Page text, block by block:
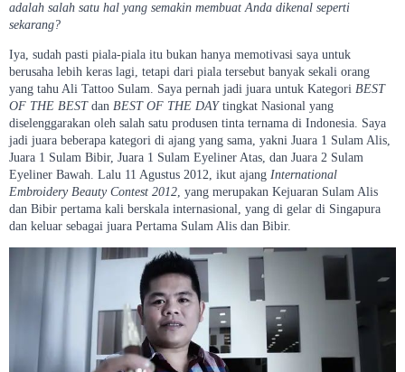
adalah salah satu hal yang semakin membuat Anda dikenal seperti
sekarang?
Iya, sudah pasti piala-piala itu bukan hanya memotivasi saya untuk
berusaha lebih keras lagi, tetapi dari piala tersebut banyak sekali orang
yang tahu Ali Tattoo Sulam. Saya pernah jadi juara untuk Kategori BEST
OF THE BESTdan BEST OF THE DAYtingkat Nasional yang
diselenggarakan oleh salah satu produsen tinta ternama di Indonesia. Saya
jadi juara beberapa kategori di ajang yang sama, yakni Juara 1 Sulam Alis,
Juara 1 Sulam Bibir, Juara 1 Sulam Eyeliner Atas, dan Juara 2 Sulam
Eyeliner Bawah. Lalu 11 Agustus 2012, ikut ajang International
Embroidery Beauty Contest 2012, yang merupakan Kejuaran Sulam Alis
dan Bibir pertama kali berskala internasional, yang di gelar di Singapura
dan keluar sebagai juara Pertama Sulam Alis dan Bibir.